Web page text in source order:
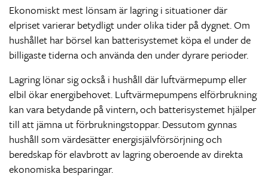
Ekonomiskt mest lönsam är lagring i situationer där
elpriset varierar betydligt under olika tider på dygnet. Om
hushållet har börsel kan batterisystemet köpa el under de
billigaste tiderna och använda den under dyrare perioder.
Lagring lönar sig också i hushåll där luftvärmepump eller
elbil ökar energibehovet. Luftvärmepumpens elförbrukning
kan vara betydande på vintern, och batterisystemet hjälper
till att jämna ut förbrukningstoppar. Dessutom gynnas
hushåll som värdesätter energisjälvförsörjning och
beredskap för elavbrott av lagring oberoende av direkta
ekonomiska besparingar.